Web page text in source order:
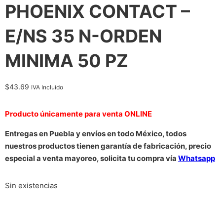
PHOENIX CONTACT –
E/NS 35 N-ORDEN
MINIMA 50 PZ
$43.69 IVA Incluido
Producto únicamente para venta ONLINE
Entregas en Puebla y envíos en todo México, todos
nuestros productos tienen garantía de fabricación, precio
especial a venta mayoreo, solicita tu compra vía Whatsapp
Sin existencias